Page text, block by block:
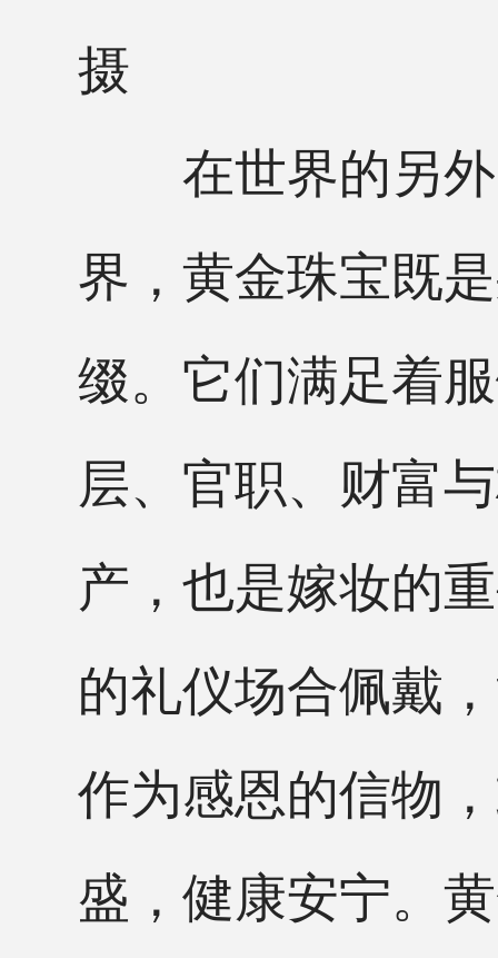
摄
在世界的另外
界，黄金珠宝既
缀。它们满足着
层、官职、财富
产，也是嫁妆的
的礼仪场合佩戴
作为感恩的信物
盛，健康安宁。